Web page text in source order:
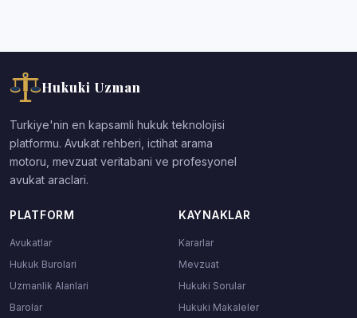
Hukuki Uzman
Turkiye'nin en kapsamli hukuk teknolojisi
platformu. Avukat rehberi, ictihat arama
motoru, mevzuat veritabani ve profesyonel
avukat araclari.
PLATFORM
Avukatlar
Hukuk Burolari
Uzmanlik Alanlari
Barolar
KAYNAKLAR
Kararlar
Mevzuat
Hukuki Sorular
Hukuki Makaleler